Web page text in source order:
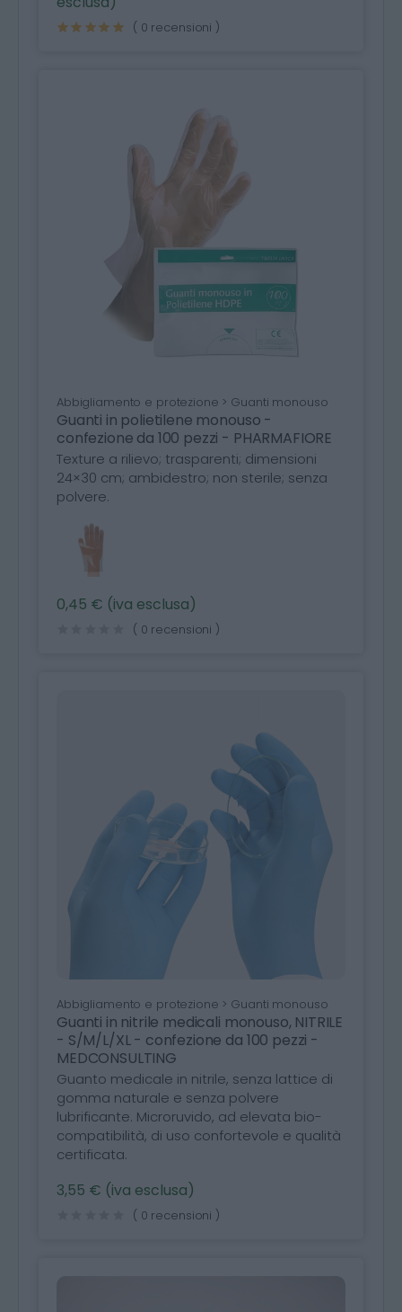
( 0 recensioni )
Abbigliamento e protezione > Guanti monouso
Guanti in polietilene monouso -
confezione da 100 pezzi - PHARMAFIORE
Texture a rilievo; trasparenti; dimensioni
24×30 cm; ambidestro; non sterile; senza
polvere.
0,45 € (iva esclusa)
( 0 recensioni )
Abbigliamento e protezione > Guanti monouso
Guanti in nitrile medicali monouso, NITRILE
- S/M/L/XL - confezione da 100 pezzi -
MEDCONSULTING
Guanto medicale in nitrile, senza lattice di
gomma naturale e senza polvere
lubrificante. Microruvido, ad elevata bio-
compatibilità, di uso confortevole e qualità
certificata.
3,55 € (iva esclusa)
( 0 recensioni )